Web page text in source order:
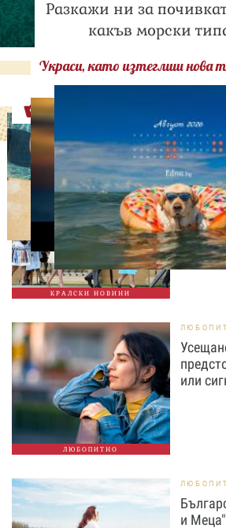
Разкажи ни за
какъв морски
Украси, като изтеглиш нова
Оферти
КРАЛСКИ НОВИНИ
Ново
ЛЮБОПИТНО
или
и